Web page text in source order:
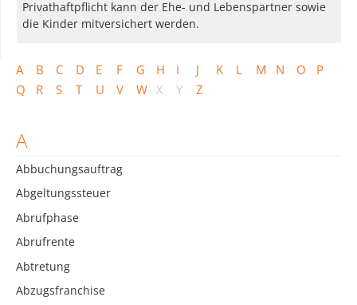
A B C D E F G H I J K L M N O
P
Q
R S T U V W X Y Z
A
Abbuchungsauftrag
Abgeltungssteuer
Abrufphase
Abrufrente
Abtretung
Abzugsfranchise
Privathaftpflicht kann der Ehe- und Lebenspartner sowie
die Kinder mitversichert werden.